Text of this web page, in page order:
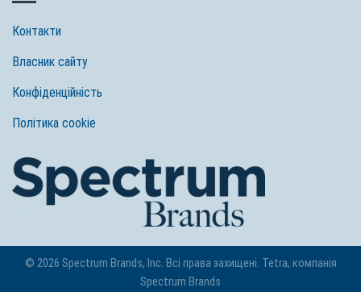
Контакти
Власник сайту
Конфіденційність
Політика cookie
© 2026 Spectrum Brands, Inc. Всі права захищені. Tetra, компанія
Spectrum Brands